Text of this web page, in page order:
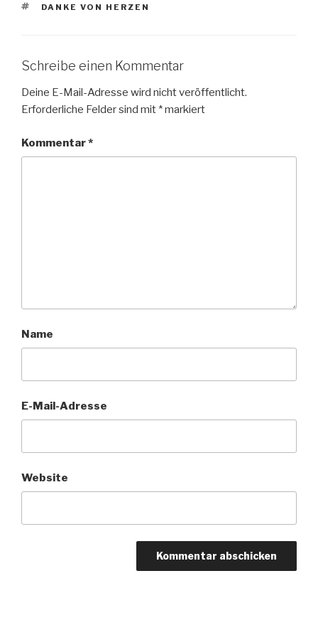
SCHLAGWÖRTER
DANKE VON HERZEN
Schreibe einen Kommentar
Deine E-Mail-Adresse wird nicht veröffentlicht.
Erforderliche Felder sind mit *markiert
Kommentar*
Name
E-Mail-Adresse
Website